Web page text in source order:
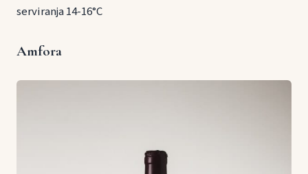
serviranja 14-16°C
Amfora